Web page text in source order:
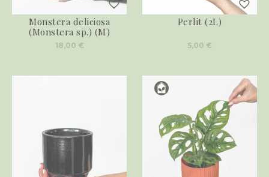
Monstera deliciosa
(Monstera sp.) (M)
18,00 €
Perlit (2L)
5,00 €